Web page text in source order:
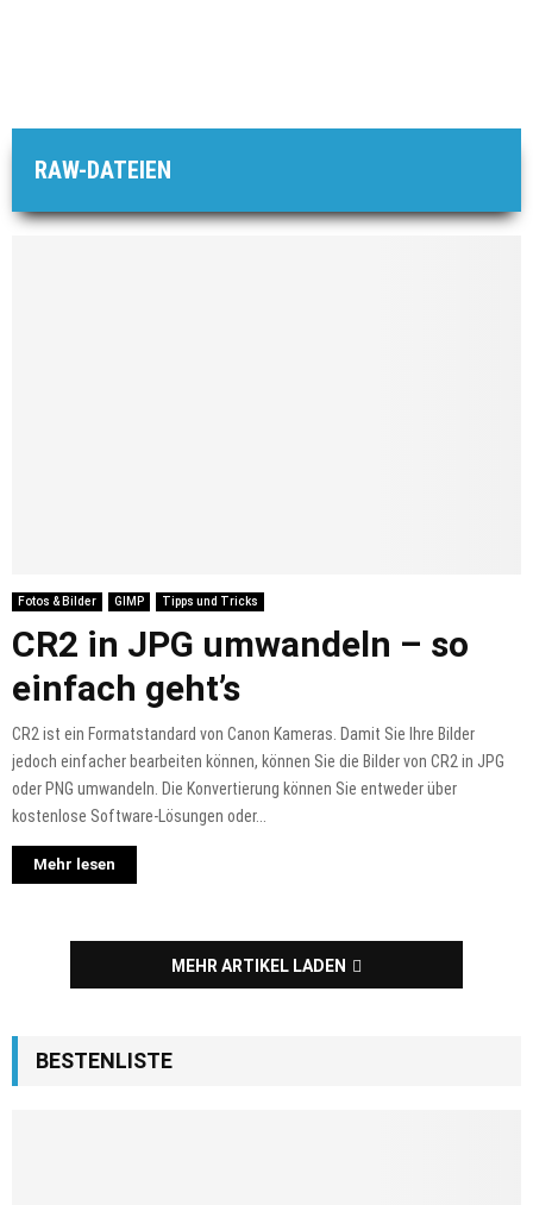
RAW-DATEIEN
Fotos & Bilder GIMP Tipps und Tricks
CR2 in JPG umwandeln – so
einfach geht’s
CR2 ist ein Formatstandard von Canon Kameras. Damit Sie Ihre Bilder
jedoch einfacher bearbeiten können, können Sie die Bilder von CR2 in JPG
oder PNG umwandeln. Die Konvertierung können Sie entweder über
kostenlose Software-Lösungen oder...
Mehr lesen
MEHR ARTIKEL LADEN
BESTENLISTE